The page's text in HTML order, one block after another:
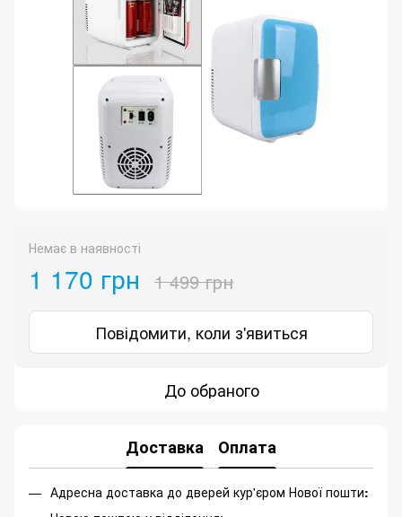
Немає в наявності
1 170 грн 1 499 грн
Повідомити, коли з'явиться
До обраного
Доставка Оплата
Адресна доставка до дверей кур'єром Нової пошти: